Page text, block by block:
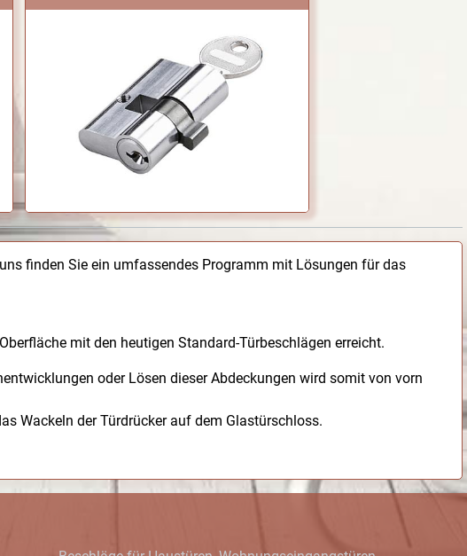
finden Sie ein umfassendes Programm mit Lösungen für das
mit den heutigen Standard-Türbeschlägen erreicht.
oder Lösen dieser Abdeckungen wird somit von vorn
Wackeln der Türdrücker auf dem Glastürschloss.